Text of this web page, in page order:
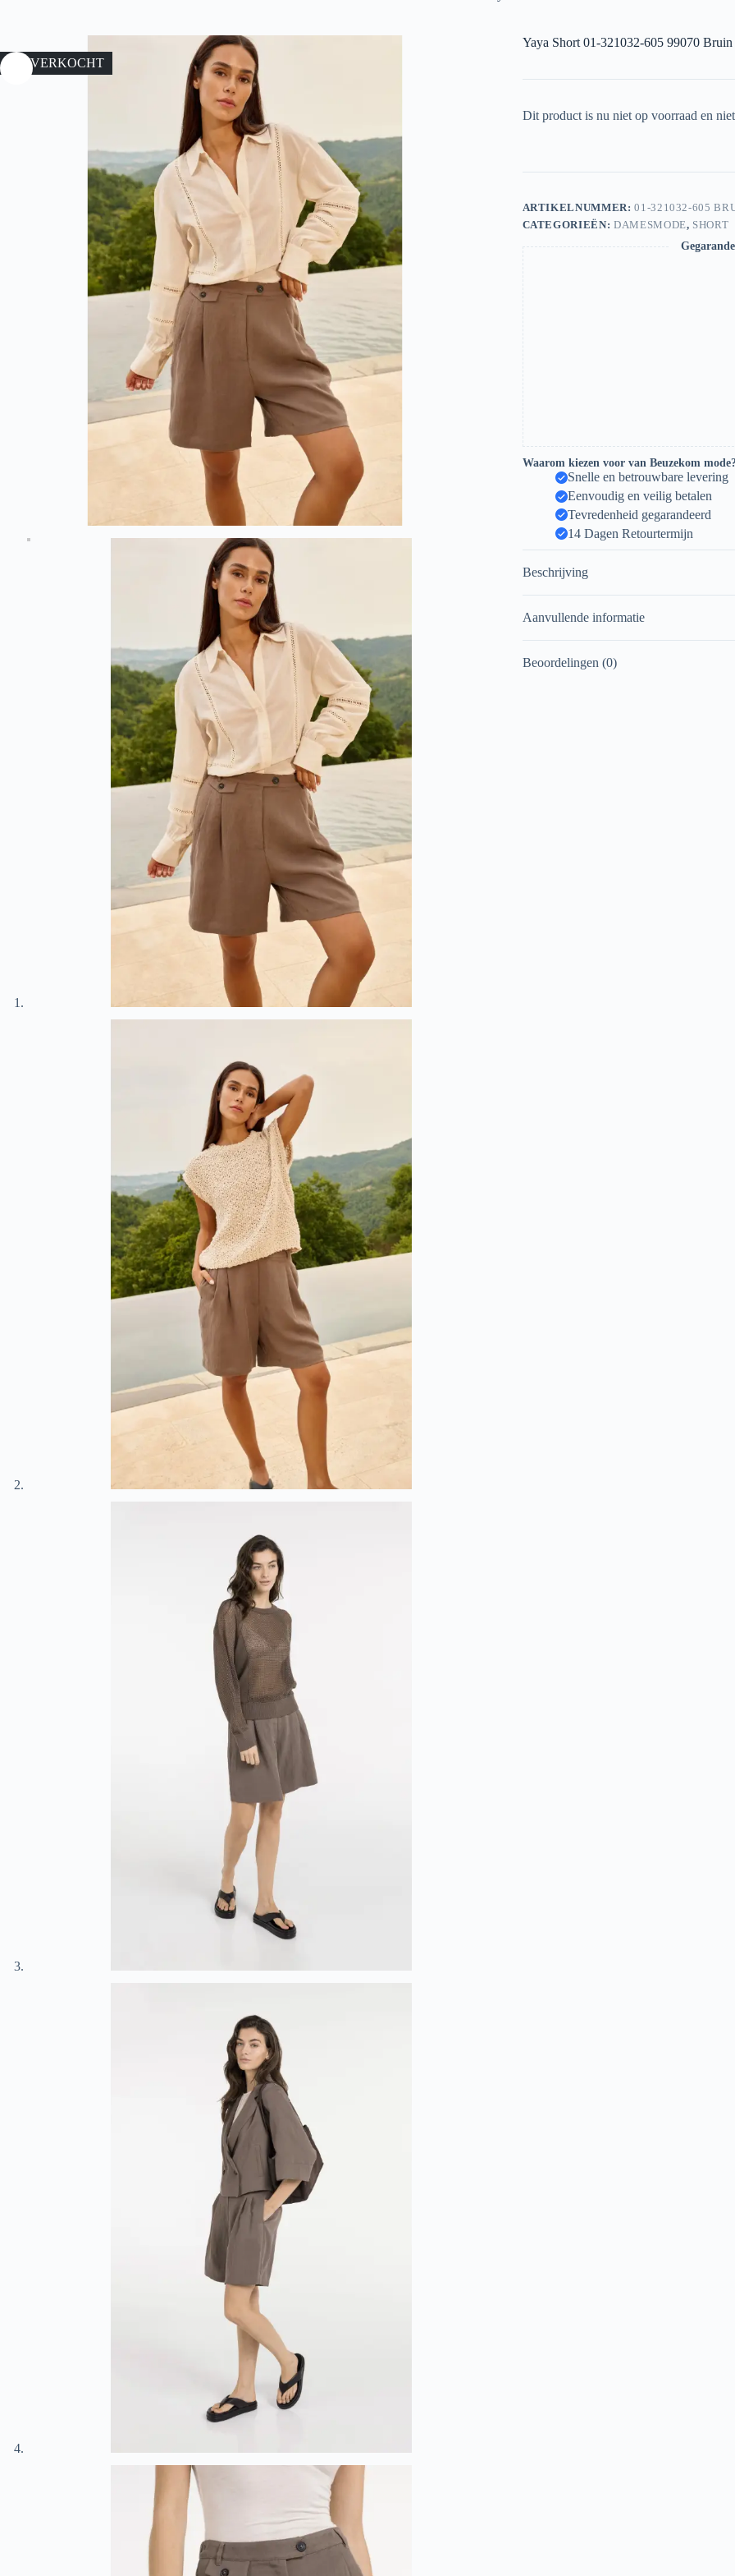
UITVERKOCHT
Yaya Short 01-321032-605 99070 Bruin
Dit product is nu niet op voorraad en
ARTIKELNUMMER:01-321032-605
CATEGORIEËN: DAMESMODE, SHORT
Waarom kiezen voor van Beuzekom
Snelle en betrouwbare levering
Eenvoudig en veilig betalen
Tevredenheid gegarandeerd
14 Dagen Retourtermijn
Beschrijving
Aanvullende informatie
Beoordelingen (0)